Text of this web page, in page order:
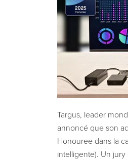
Targus, leader
annoncé que son
Honouree dans la
intelligente). Un